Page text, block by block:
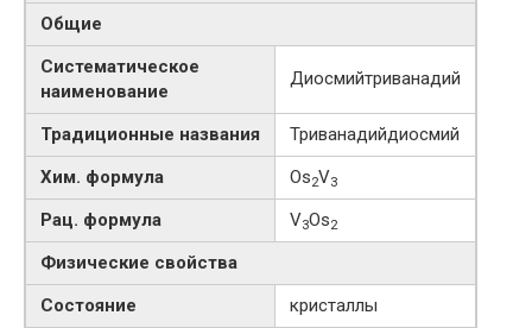
Общие
Систематическое
наименование
Диосмийтриванадий
Традиционные названия
Триванадийдиосмий
Хим. формула
Os2V3
Рац. формула V3Os2
Физические свойства
Состояние
кристаллы